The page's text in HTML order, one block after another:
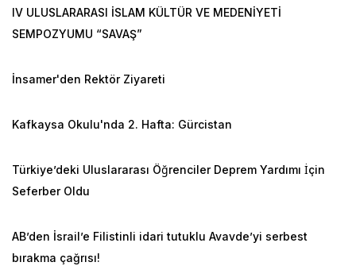
IV ULUSLARARASI İSLAM KÜLTÜR VE MEDENİYETİ
SEMPOZYUMU “SAVAŞ”
İnsamer'den Rektör Ziyareti
Kafkaysa Okulu'nda 2. Hafta: Gürcistan
Türkiye’deki Uluslararası Öğrenciler Deprem Yardımı İçin
Seferber Oldu
AB’den İsrail’e Filistinli idari tutuklu Avavde’yi serbest
bırakma çağrısı!